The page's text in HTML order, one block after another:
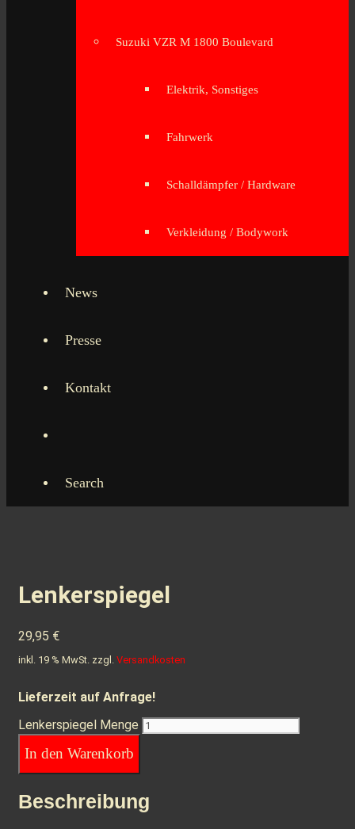
Suzuki VZR M 1800 Boulevard
Elektrik, Sonstiges
Fahrwerk
Schalldämpfer / Hardware
Verkleidung / Bodywork
News
Presse
Kontakt
Search
Lenkerspiegel
29,95 €
inkl. 19 % MwSt. zzgl. Versandkosten
Lieferzeit auf Anfrage!
Lenkerspiegel Menge
In den Warenkorb
Beschreibung